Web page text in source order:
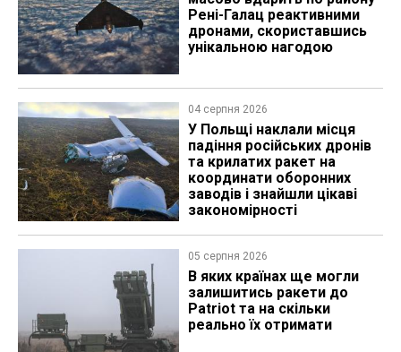
Рені-Галац реактивними
дронами, скориставшись
унікальною нагодою
04 серпня 2026
У Польщі наклали місця
падіння російських дронів
та крилатих ракет на
координати оборонних
заводів і знайшли цікаві
закономірності
05 серпня 2026
В яких країнах ще могли
залишитись ракети до
Patriot та на скільки
реально їх отримати